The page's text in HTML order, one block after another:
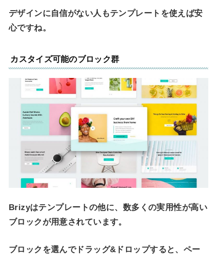
デザインに自信がない人もテンプレートを使えば安
心ですね。
カスタイズ可能のブロック群
Brizyはテンプレートの他に、数多くの実用性が高い
ブロックが用意されています。
ブロックを選んでドラッグ&ドロップすると、ペー